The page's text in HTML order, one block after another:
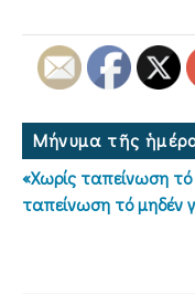
Μήνυμα τῆς
«Χωρίς ταπείνωση
ταπείνωση τό μηδέν